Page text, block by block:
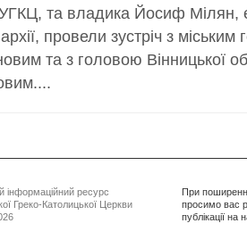
та владика Йосиф Мілян,
провели зустріч з
та з головою Вінницької
інформаційний ресурс
Греко-Католицької Церкви
При
просимо вас
публікації на